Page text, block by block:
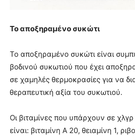
Το αποξηραμένο συκώτι
Το αποξηραμένο συκώτι είναι
βοδινού συκωτιού που έχει
σε χαμηλές θερμοκρασίες για να
θεραπευτική αξία του συκωτιού.
Οι βιταμίνες που υπάρχουν σε
είναι: βιταμίνη Α 20, θειαμίνη 1,